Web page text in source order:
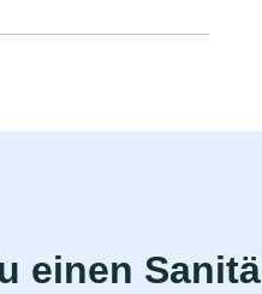
einen